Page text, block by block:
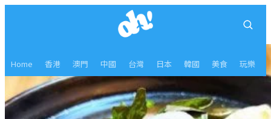
Home 香港 澳門 中國 台灣 日本 韓國 美食 玩樂